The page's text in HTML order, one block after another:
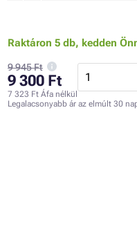
Raktáron 5 db, kedden
9 945 Ft
9 300 Ft
7 323 Ft Áfa nélkül
Legalacsonyabb ár az elmúlt 30